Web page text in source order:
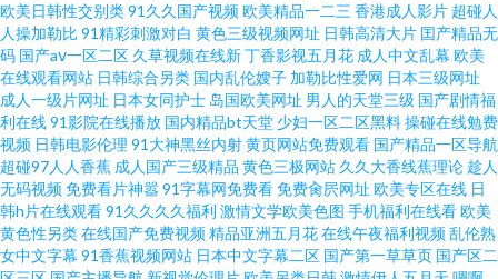
夜专线 wwwwww91黄 日韩中文精品在线 91大片免费观看视频 亚洲伊人久久
久 大香蕉操嫂子 深夜福利网站国产日韩 欧美性盈 激情久久毛片 www91草莓
91AV免费 超碰中国老年夫妻人人操 亚洲青青草社区 青青草免费视频 精品喷
水一区二区 成人综合福利视频导航 91老熟女 老湿机69福利社 伊人青青草综
合网 三级三级久久三级久久 男女免费视频 国产在线女同视频网站 www日本
欧美日韩性交别类91久久国产视频欧美精品一二三 香港成人影片 超碰人
人操加勒比91精彩刺激对白 黄色三级视频网址 日韩高清大片 囯产精品无
码 国产aⅴ一区二区 久草视频在线新丁香影视五月花 成人中文乱幕 欧美
在线观看网站 日韩综合另类 国内乱伦嫂子 加勒比性爱网 日本三级网址
成人一级片网址 日本女同护士 岛国欧美网址 男人的天堂三级 国产剧情福
利在线91影院在线播放 国内精品bt天堂 少妇一区二区黑料操碰在线勉费
视频 日韩电影伦理 91大神黑丝内射黄页网站免费观看 国产精品一区导航
超碰97人人香蕉 成人国产三级精品 黄色三极网站 久久大香线蕉理论 趁人
无码视频免费看片神嚣91字幕网免费看免费肏屄网址 欧美专区在线 日
韩h片在线观看91久久久久福利 激情文学欧美色图 手机福利在线看欧美
黄色性另类在线国产免费视频精品亚洲五月花在线午夜福利视频乱伦熟
女中文字幕 91香蕉视频网站 日本中文字幕二区 国产第一草草页 国产区二